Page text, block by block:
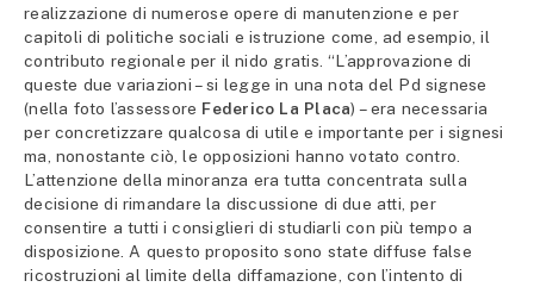
realizzazione di numerose opere di manutenzione e per
capitoli di politiche sociali e istruzione come, ad esempio, il
contributo regionale per il nido gratis. “L’approvazione di
queste due variazioni – si legge in una nota del Pd signese
(nella foto l’assessore Federico La Placa) – era necessaria
per concretizzare qualcosa di utile e importante per i signesi
ma, nonostante ciò, le opposizioni hanno votato contro.
L’attenzione della minoranza era tutta concentrata sulla
decisione di rimandare la discussione di due atti, per
consentire a tutti i consiglieri di studiarli con più tempo a
disposizione. A questo proposito sono state diffuse false
ricostruzioni al limite della diffamazione, con l’intento di